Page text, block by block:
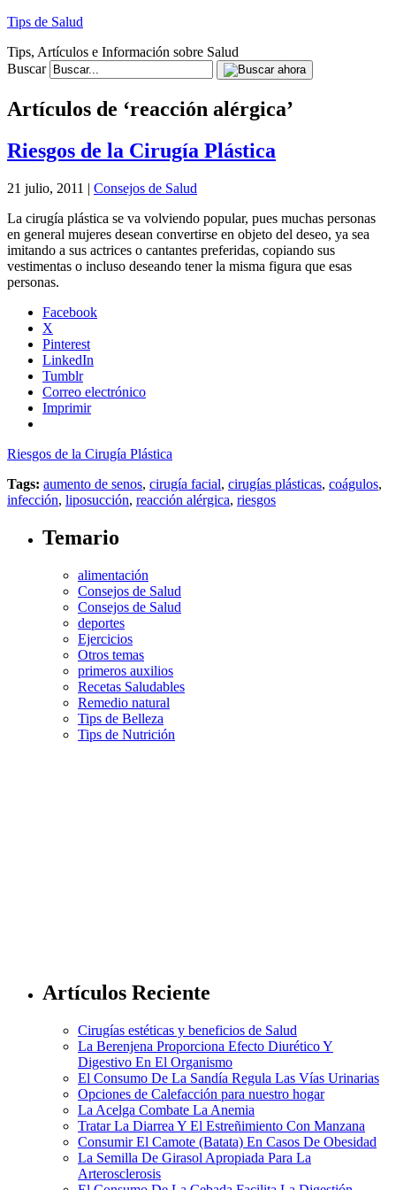
Tips de Salud
Tips, Artículos e Información sobre Salud
Buscar
Artículos de ‘reacción alérgica’
Riesgos de la Cirugía Plástica
21 julio, 2011 | Consejos de Salud
La cirugía plástica se va volviendo popular, pues muchas personas
en general mujeres desean convertirse en objeto del deseo, ya sea
imitando a sus actrices o cantantes preferidas, copiando sus
vestimentas o incluso deseando tener la misma figura que esas
personas.
Facebook
X
Pinterest
LinkedIn
Tumblr
Correo electrónico
Imprimir
Riesgos de la Cirugía Plástica
Tags: aumento de senos, cirugía facial, cirugías plásticas, coágulos,
infección, liposucción, reacción alérgica, riesgos
Temario
alimentación
Consejos de Salud
Consejos de Salud
deportes
Ejercicios
Otros temas
primeros auxilios
Recetas Saludables
Remedio natural
Tips de Belleza
Tips de Nutrición
Artículos Reciente
Cirugías estéticas y beneficios de Salud
La Berenjena Proporciona Efecto Diurético Y
Digestivo En El Organismo
El Consumo De La Sandía Regula Las Vías Urinarias
Opciones de Calefacción para nuestro hogar
La Acelga Combate La Anemia
Tratar La Diarrea Y El Estreñimiento Con Manzana
Consumir El Camote (Batata) En Casos De Obesidad
La Semilla De Girasol Apropiada Para La
Arterosclerosis